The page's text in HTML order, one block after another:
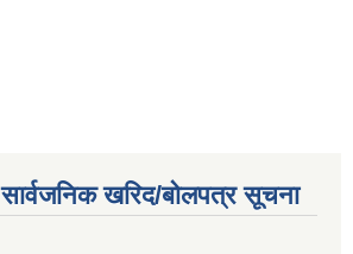
सार्वजनिक खरिद/बोलपत्र सूचना